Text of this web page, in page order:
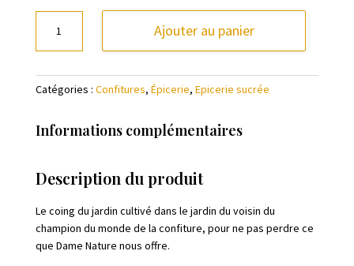
Confiture
de
coing
jardin
Ajouter au panier
Catégories : Confitures, Épicerie, Epicerie sucrée
Informations complémentaires
Description du produit
Le coing du jardin cultivé dans le jardin du voisin du
champion du monde de la confiture, pour ne pas perdre ce
que Dame Nature nous offre.